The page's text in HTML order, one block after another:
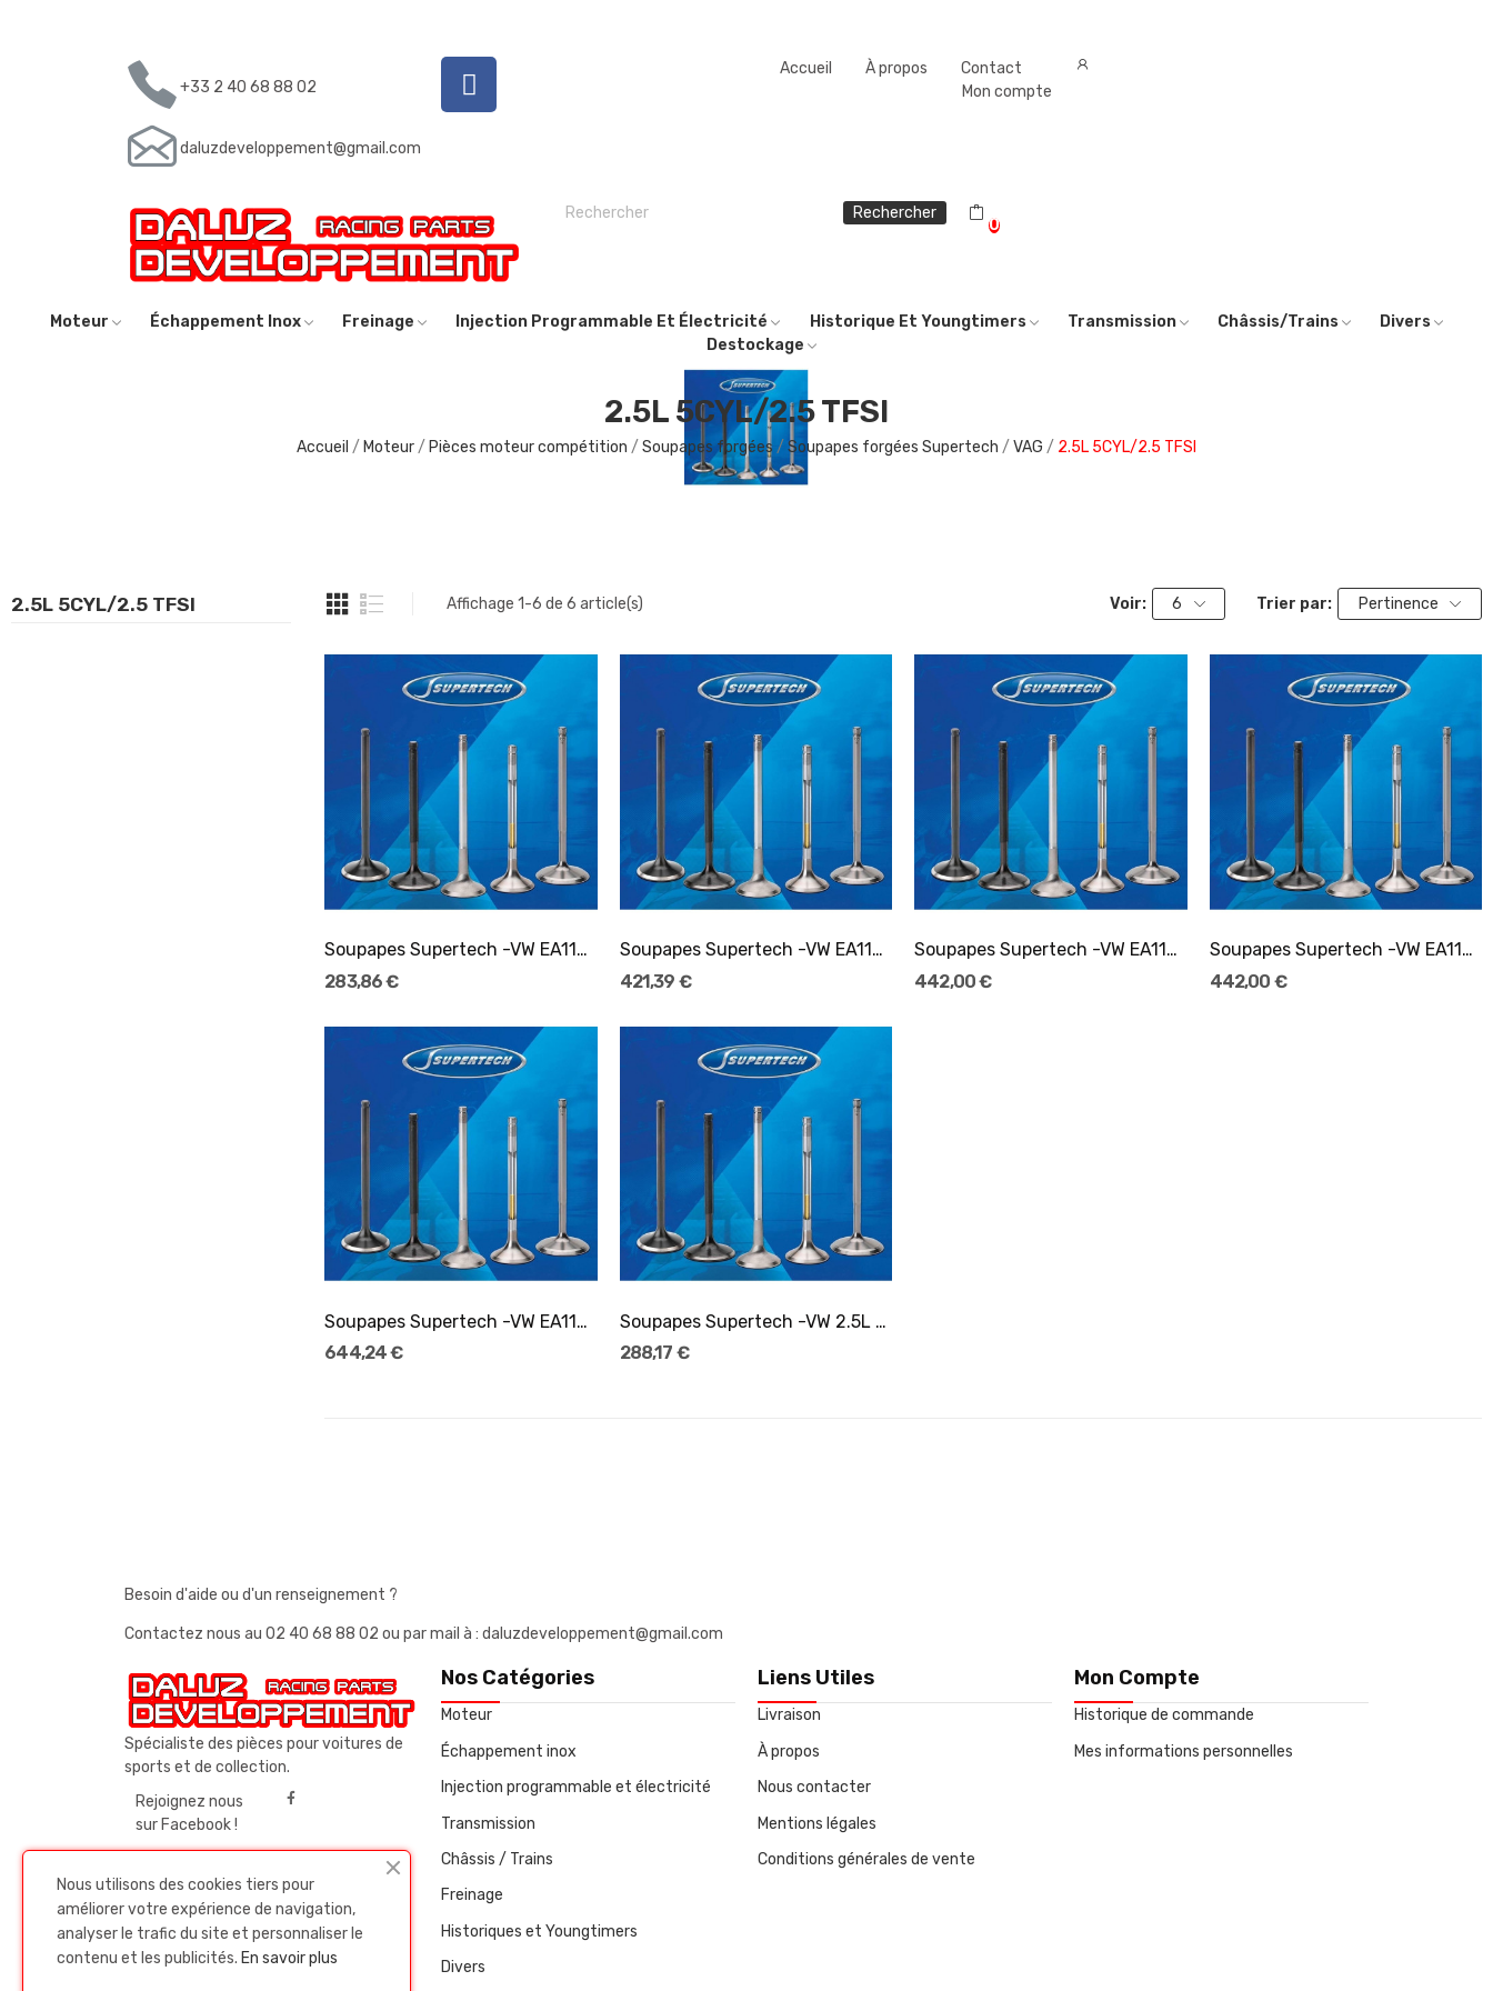
+33 2 40 68 88 02
daluzdeveloppement@gmail.com
Accueil À propos
Contact
Mon compte
Rechercher
0
Moteur Échappement Inox Freinage Injection Programmable Et Électricité Historique Et Youngtimers Transmission Châssis/Trains
Divers
Destockage
2.5L 5CYL/2.5 TFSI
Accueil Moteur Pièces moteur compétition Soupapes forgées Soupapes forgées Supertech VAG 2.5L 5CYL/2.5 TFSI
2.5L 5CYL/2.5 TFSI Affichage 1-6 de 6 article(s) Voir: 6 Trier par: Pertinence
Ajouter Au Panier
Soupapes Supertech -VW EA113/EA888 admission -...
283,86 €
Ajouter Au Panier
Soupapes Supertech -VW EA113/EA888 admission -...
421,39 €
Ajouter Au Panier
Soupapes Supertech -VW EA113/EA888 admission -...
442,00 €
Ajouter Au Panier
Soupapes Supertech -VW EA113/EA888 admission -...
442,00 €
Ajouter Au Panier
Soupapes Supertech -VW EA113/EA888 admission -...
644,24 €
Ajouter Au Panier
Soupapes Supertech -VW 2.5L 5cyl/2.5L TFSI...
288,17 €
Besoin d'aide ou d'un renseignement ?
Contactez nous au 02 40 68 88 02 ou par mail à : daluzdeveloppement@gmail.com
Spécialiste des pièces pour voitures de
sports et de collection.
Rejoignez nous
sur Facebook !
Nos Catégories
Moteur
Échappement inox
Injection programmable et électricité
Transmission
Châssis / Trains
Freinage
Historiques et Youngtimers
Divers
Liens Utiles
Livraison
À propos
Nous contacter
Mentions légales
Conditions générales de vente
Mon Compte
Historique de commande
Mes informations personnelles
Nous utilisons des cookies tiers pour
améliorer votre expérience de navigation,
analyser le trafic du site et personnaliser le
contenu et les publicités. En savoir plus